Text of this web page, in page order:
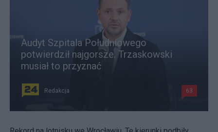
Audyt Szpitala Południowego
potwierdził najgorsze. Trzaskowski
musiał to przyznać
Redakcja 63